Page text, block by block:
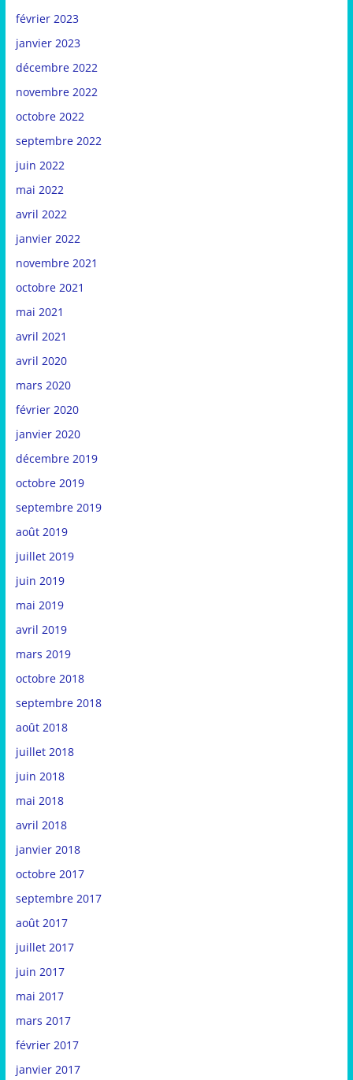
février 2023
janvier 2023
décembre 2022
novembre 2022
octobre 2022
septembre 2022
juin 2022
mai 2022
avril 2022
janvier 2022
novembre 2021
octobre 2021
mai 2021
avril 2021
avril 2020
mars 2020
février 2020
janvier 2020
décembre 2019
octobre 2019
septembre 2019
août 2019
juillet 2019
juin 2019
mai 2019
avril 2019
mars 2019
octobre 2018
septembre 2018
août 2018
juillet 2018
juin 2018
mai 2018
avril 2018
janvier 2018
octobre 2017
septembre 2017
août 2017
juillet 2017
juin 2017
mai 2017
mars 2017
février 2017
janvier 2017